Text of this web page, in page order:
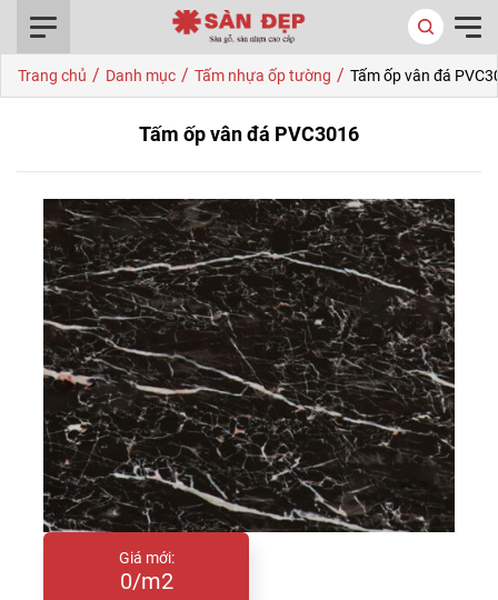
Trang chủ / Danh mục / Tấm nhựa ốp tường / Tấm ốp vân đá
Tấm ốp vân đá PVC3016
Giá mới:
0/m2